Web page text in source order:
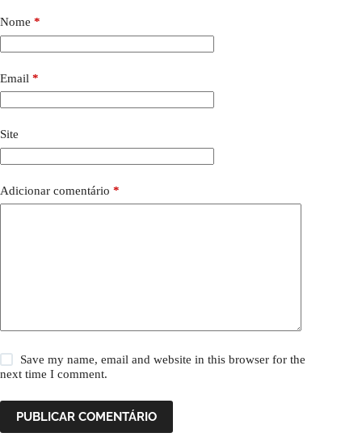
Nome *
Email *
Site
Adicionar comentário *
Save my name, email and website in this browser for the
next time I comment.
PUBLICAR COMENTÁRIO